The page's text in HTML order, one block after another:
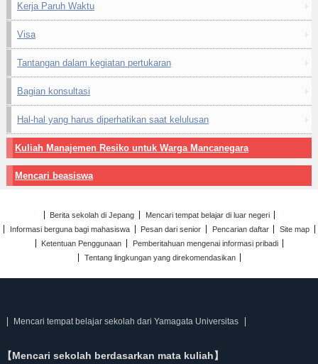
Kerja Paruh Waktu
Visa
Tantangan dalam kegiatan pertukaran
Bagian konsultasi
Hal-hal yang harus diperhatikan saat kelulusan
Kuliah Manajemen Resiko untuk Warga Mancanegara
Mencari beasiswa
Berita sekolah di Jepang
Mencari tempat belajar di luar negeri
Informasi berguna bagi mahasiswa
Pesan dari senior Pencarian daftar
Site map
Ketentuan Penggunaan
Pemberitahuan mengenai informasi pribadi
Tentang lingkungan yang direkomendasikan
Mencari tempat belajar sekolah dari Yamagata Universitas
【Mencari sekolah berdasarkan mata kuliah】